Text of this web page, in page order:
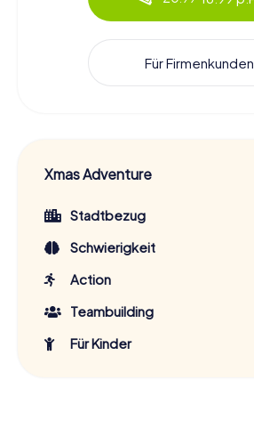
Für Firmenkunden
Xmas Adventure
Stadtbezug
Schwierigkeit
Action
Teambuilding
Für Kinder